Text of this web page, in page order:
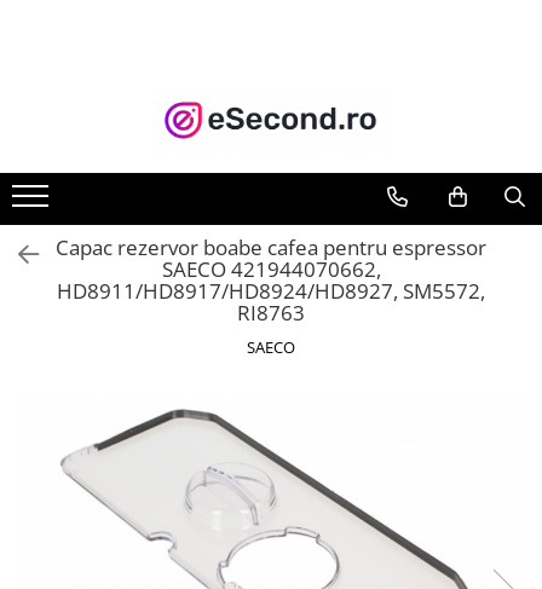
Accesorii Auto
Anvelope & Jante
Covorase auto
Echipamente pentru Atelier
Electronice Auto
Intretinere & Cosmetica auto
Trotinete electrice
Casa, Gradina & Bricolaj
Accesorii usi
Bucatarie & Servire
Curatenie si intretinere
Capac rezervor boabe cafea pentru espressor
SAECO 421944070662,
HD8911/HD8917/HD8924/HD8927, SM5572,
RI8763
SAECO